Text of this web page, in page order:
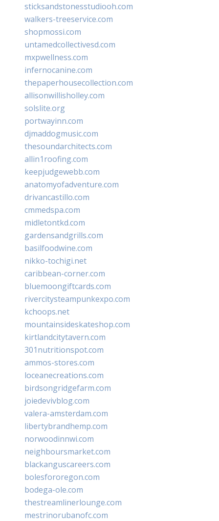
sticksandstonesstudiooh.com
walkers-treeservice.com
shopmossi.com
untamedcollectivesd.com
mxpwellness.com
infernocanine.com
thepaperhousecollection.com
allisonwillisholley.com
solslite.org
portwayinn.com
djmaddogmusic.com
thesoundarchitects.com
allin1roofing.com
keepjudgewebb.com
anatomyofadventure.com
drivancastillo.com
cmmedspa.com
midletontkd.com
gardensandgrills.com
basilfoodwine.com
nikko-tochigi.net
caribbean-corner.com
bluemoongiftcards.com
rivercitysteampunkexpo.com
kchoops.net
mountainsideskateshop.com
kirtlandcitytavern.com
301nutritionspot.com
ammos-stores.com
loceanecreations.com
birdsongridgefarm.com
joiedevivblog.com
valera-amsterdam.com
libertybrandhemp.com
norwoodinnwi.com
neighboursmarket.com
blackanguscareers.com
bolesfororegon.com
bodega-ole.com
thestreamlinerlounge.com
mestrinorubanofc.com